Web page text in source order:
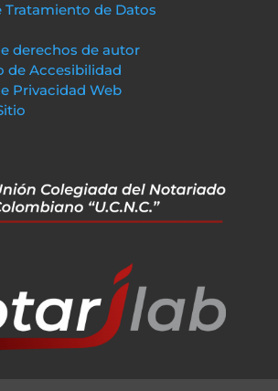
Tratamiento de Datos
derechos de autor
de Accesibilidad
Privacidad Web